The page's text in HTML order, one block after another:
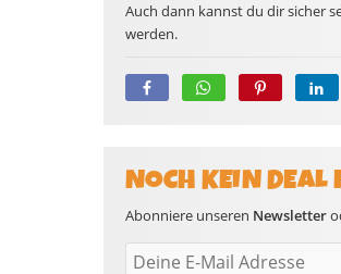
Auch dann kannst du dir sicher
werden.
NOCH KEIN
Abonniere unseren Newsletter